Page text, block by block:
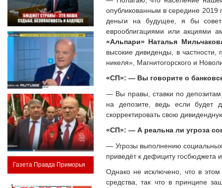
Газета Правда Приморья
опубликованным в середине 2019
деньги на будущее, я бы
еврооблигациями или акциями
«Альпари» Наталья
высокие дивиденды, в частности,
никеля», Магнитогорского и
«СП»: — Вы говорите о
— Вы правы, ставки по
на депозите, ведь если будет
скорректировать свою
«СП»: — А реальна ли угроза
— Угрозы выполнению социальных
приведёт к дефициту госбюджета
Однако не исключено, что в этом
средства, так что в принципе